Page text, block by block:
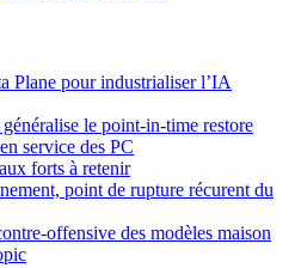
Plane pour industrialiser l’IA
le point-in-time restore
service des PC
forts à retenir
point de rupture récurent du
offensive des modèles maison